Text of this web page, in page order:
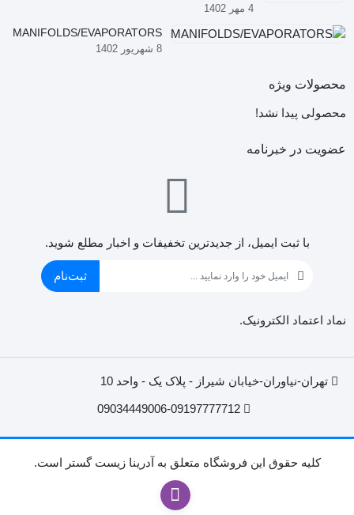
4 مهر 1402
MANIFOLDS/EVAPORATORS
8 شهریور 1402
محصولات ویژه
محصولی پیدا نشد!
عضویت در خبرنامه
با ثبت ایمیل، از جدید‌ترین تخفیفات و اخبار مطلع شوید.
ثبت‌نام
نماد اعتماد الکترونیک.
تهران-نیاوران-خیابان شیراز - پلاک یک - واحد 10
09034449006-09197777712
کليه حقوق اين فروشگاه متعلق به آدرینا زیست گستر است.